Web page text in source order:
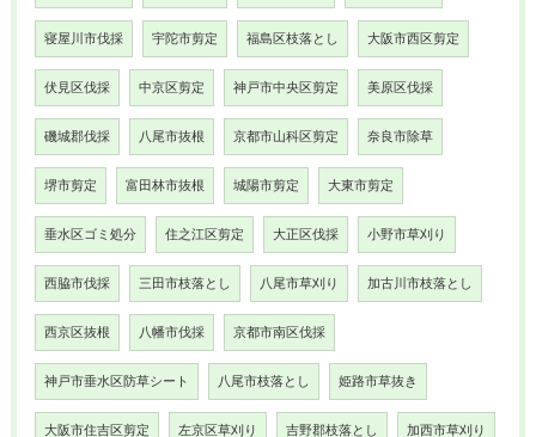
寝屋川市伐採 宇陀市剪定 福島区枝落とし 大阪市西区剪定
伏見区伐採 中京区剪定 神戸市中央区剪定 美原区伐採
磯城郡伐採 八尾市抜根 京都市山科区剪定 奈良市除草
堺市剪定 富田林市抜根 城陽市剪定 大東市剪定
垂水区ゴミ処分 住之江区剪定 大正区伐採 小野市草刈り
西脇市伐採 三田市枝落とし 八尾市草刈り 加古川市枝落とし
西京区抜根 八幡市伐採 京都市南区伐採
神戸市垂水区防草シート 八尾市枝落とし 姫路市草抜き
大阪市住吉区剪定 左京区草刈り 吉野郡枝落とし 加西市草刈り